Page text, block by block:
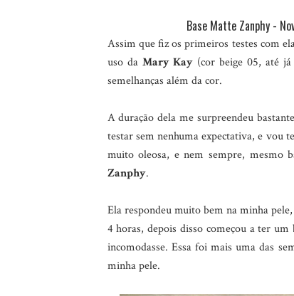
Base Matte Zanphy -
Assim que fiz os primeiros testes com
uso da Mary Kay(cor beige 05, até
semelhanças além da cor.
A duração dela me surpreendeu
testar sem nenhuma expectativa, e vou
muito oleosa, e nem sempre, mesmo
Zanphy.
Ela respondeu muito bem na minha
4 horas, depois disso começou a ter
incomodasse. Essa foi mais uma das
minha pele.